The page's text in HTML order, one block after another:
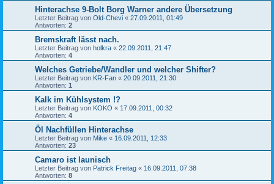
Hinterachse 9-Bolt Borg Warner andere Übersetzung
Letzter Beitrag von Old-Chevi « 27.09.2011, 01:49
Antworten: 2
Bremskraft lässt nach.
Letzter Beitrag von holkra « 22.09.2011, 21:47
Antworten: 4
Welches Getriebe/Wandler und welcher Shifter?
Letzter Beitrag von KR-Fan « 20.09.2011, 21:30
Antworten: 1
Kalk im Kühlsystem !?
Letzter Beitrag von KOKO « 17.09.2011, 00:32
Antworten: 4
Öl Nachfüllen Hinterachse
Letzter Beitrag von Mike « 16.09.2011, 12:33
Antworten: 23
Camaro ist launisch
Letzter Beitrag von Patrick Freitag « 16.09.2011, 07:38
Antworten: 8